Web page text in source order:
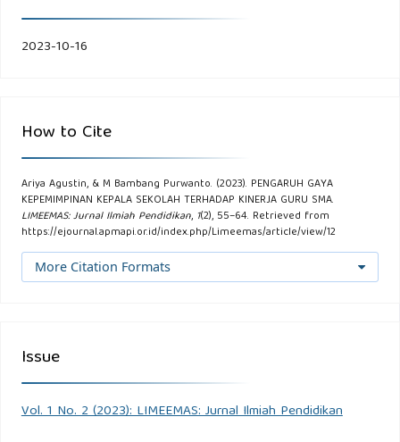
2023-10-16
How to Cite
Ariya Agustin, & M Bambang Purwanto. (2023). PENGARUH GAYA
KEPEMIMPINAN KEPALA SEKOLAH TERHADAP KINERJA GURU SMA.
LIMEEMAS: Jurnal Ilmiah Pendidikan, 1(2), 55–64. Retrieved from
https://ejournal.apmapi.or.id/index.php/Limeemas/article/view/12
More Citation Formats
Issue
Vol. 1 No. 2 (2023): LIMEEMAS: Jurnal Ilmiah Pendidikan